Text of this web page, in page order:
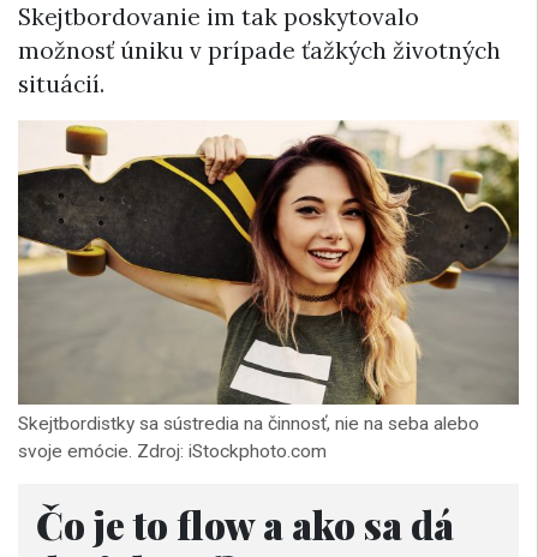
Skejtbordovanie im tak poskytovalo
možnosť úniku v prípade ťažkých životných
situácií.
Skejtbordistky sa sústredia na činnosť, nie na seba alebo
svoje emócie. Zdroj: iStockphoto.com
Čo je to flow a ako sa dá